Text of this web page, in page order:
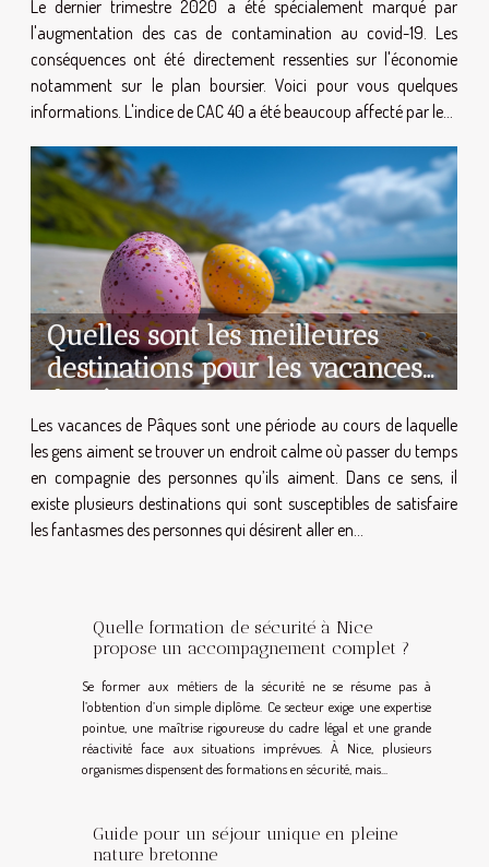
Le dernier trimestre 2020 a été spécialement marqué par
l'augmentation des cas de contamination au covid-19. Les
conséquences ont été directement ressenties sur l'économie
notamment sur le plan boursier. Voici pour vous quelques
informations. L'indice de CAC 40 a été beaucoup affecté par le...
Quelles sont les meilleures
destinations pour les vacances
de Pâques
Les vacances de Pâques sont une période au cours de laquelle
les gens aiment se trouver un endroit calme où passer du temps
en compagnie des personnes qu’ils aiment. Dans ce sens, il
existe plusieurs destinations qui sont susceptibles de satisfaire
les fantasmes des personnes qui désirent aller en...
Quelle formation de sécurité à Nice
propose un accompagnement complet ?
Se former aux métiers de la sécurité ne se résume pas à
l’obtention d’un simple diplôme. Ce secteur exige une expertise
pointue, une maîtrise rigoureuse du cadre légal et une grande
réactivité face aux situations imprévues. À Nice, plusieurs
organismes dispensent des formations en sécurité, mais...
Guide pour un séjour unique en pleine
nature bretonne